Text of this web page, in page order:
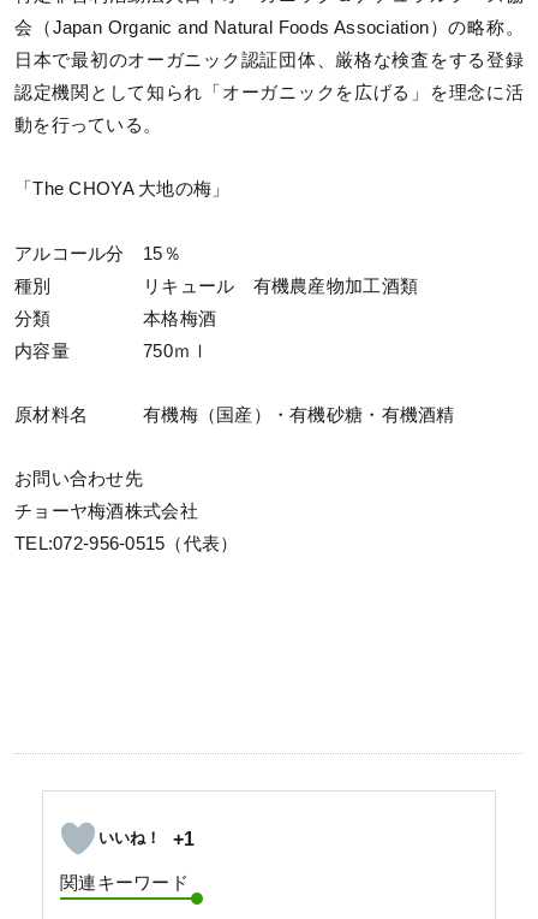
会（Japan Organic and Natural Foods Association）の略称。
日本で最初のオーガニック認証団体、厳格な検査をする登録
認定機関として知られ「オーガニックを広げる」を理念に活
動を行っている。
「The CHOYA 大地の梅」
アルコール分 15％
種別 リキュール 有機農産物加工酒類
分類 本格梅酒
内容量 750ｍｌ
原材料名 有機梅（国産）・有機砂糖・有機酒精
お問い合わせ先
チョーヤ梅酒株式会社
TEL:072-956-0515（代表）
+1
関連キーワード